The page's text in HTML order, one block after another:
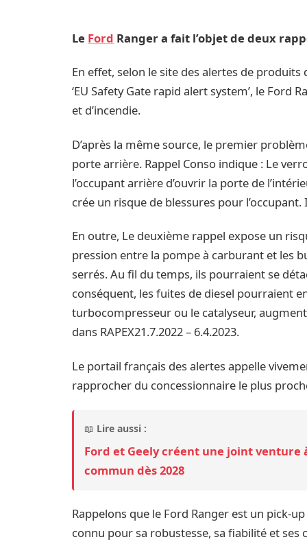
Le Ford Ranger a fait l’objet de deux
En effet, selon le site des alertes de produits
‘EU Safety Gate rapid alert system’, le Ford
et d’incendie.
D’après la même source, le premier
porte arrière. Rappel Conso indique : Le
l’occupant arrière d’ouvrir la porte de
crée un risque de blessures pour
En outre, Le deuxième rappel expose un
pression entre la pompe à carburant et les
serrés. Au fil du temps, ils pourraient se
conséquent, les fuites de diesel pourraient
turbocompresseur ou le catalyseur,
dans RAPEX21.7.2022 – 6.4.2023.
Le portail français des alertes appelle
rapprocher du concessionnaire le plus
📖 Lire aussi :
Ford et Geely créent une joint venture
commun dès 2028
Rappelons que le Ford Ranger est un pick-
connu pour sa robustesse, sa fiabilité et